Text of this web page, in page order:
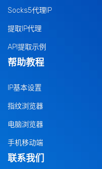
Socks5代理IP
提取IP代理
API提取示例
帮助教程
IP基本设置
指纹浏览器
电脑浏览器
手机移动端
联系我们